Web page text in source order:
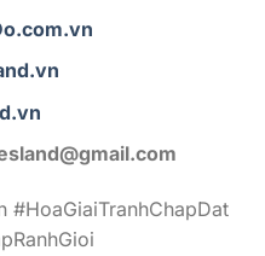
#HoaGiaiTranhChapDat